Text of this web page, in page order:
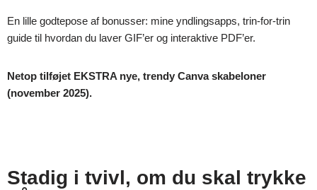
En lille godtepose af bonusser: mine yndlingsapps, trin-for-trin
guide til hvordan du laver GIF’er og interaktive PDF’er.
Netop tilføjet EKSTRA nye, trendy Canva skabeloner
(november 2025).
Stadig i tvivl, om du skal trykke